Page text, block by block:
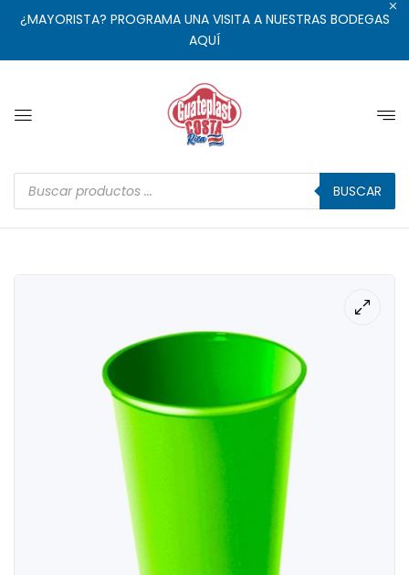
¿MAYORISTA? PROGRAMA UNA VISITA A NUESTRAS BODEGAS
AQUÍ
BUSCAR